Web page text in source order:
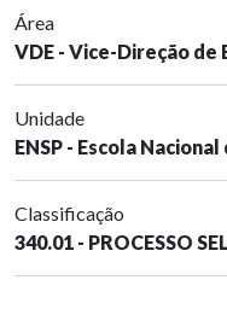
Área
VDE - Vice-Direção de
Unidade
ENSP - Escola
Classificação
340.01 - PROCESSO